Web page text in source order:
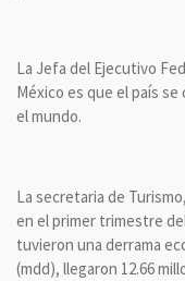
La Jefa del Ejecutivo
México es que el país
el mundo.
La secretaria de
en el primer trimestre
tuvieron una derrama
(mdd), llegaron 12.66